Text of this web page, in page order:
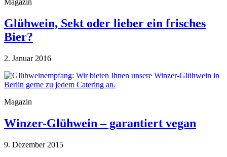
Magazin
Glühwein, Sekt oder lieber ein frisches
Bier?
2. Januar 2016
Magazin
Winzer-Glühwein – garantiert vegan
9. Dezember 2015